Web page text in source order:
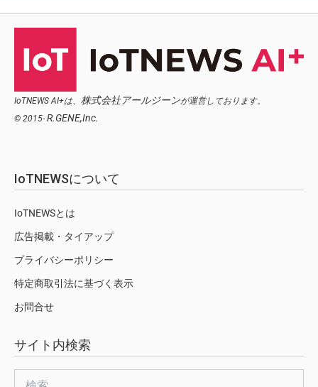
IoTNEWS AI+は、 株式会社アールジーンが運営しております。
© 2015- R.GENE,Inc.
IoTNEWSについて
IoTNEWSとは
広告掲載・タイアップ
プライバシーポリシー
特定商取引法に基づく表示
お問合せ
サイト内検索